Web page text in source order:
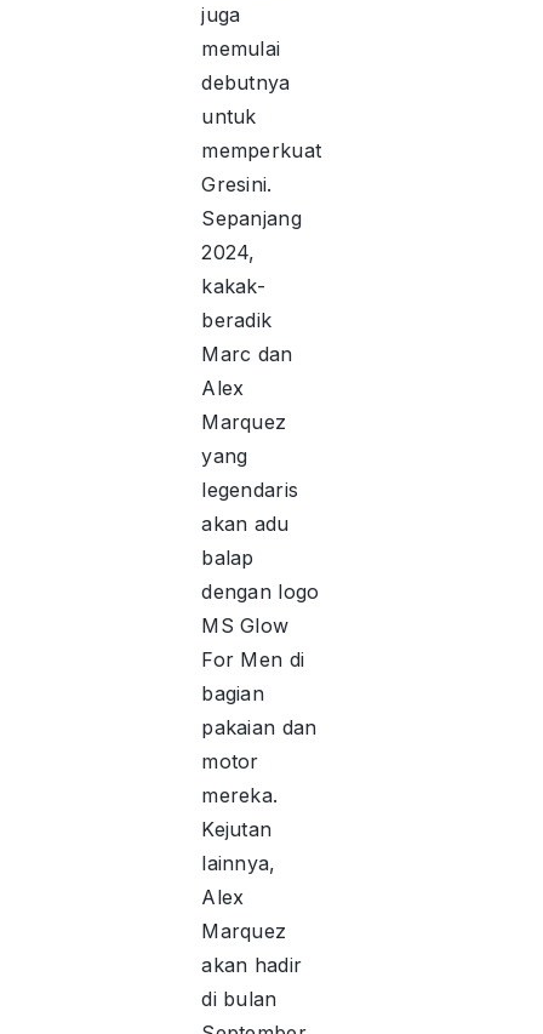
juga
memulai
debutnya
untuk
memperkuat
Gresini.
Sepanjang
2024,
kakak-
beradik
Marc dan
Alex
Marquez
yang
legendaris
akan adu
balap
dengan logo
MS Glow
For Men di
bagian
pakaian dan
motor
mereka.
Kejutan
lainnya,
Alex
Marquez
akan hadir
di bulan